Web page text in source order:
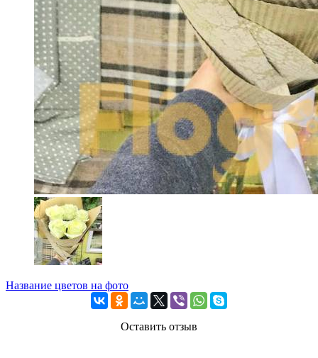
Название цветов на фото
Оставить отзыв